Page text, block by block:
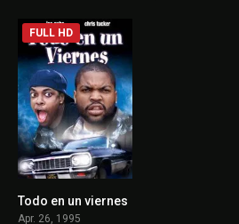
7.2
FULL HD
Todo en un viernes
Apr. 26, 1995